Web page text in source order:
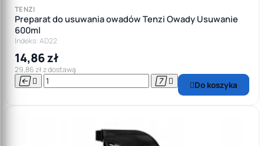
TENZI
Preparat do usuwania owadów Tenzi Owady Usuwanie
600ml
Indeks: AD22
14,86 zł
29,86 zł z dostawą
    Do koszyka